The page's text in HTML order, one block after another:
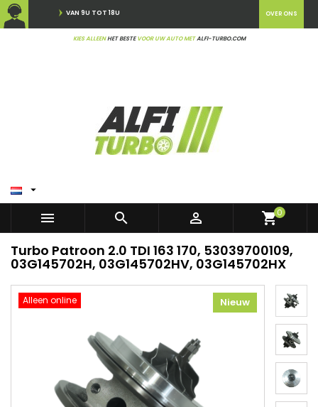
VAN 9U TOT 18U
KIES ALLEENHET BESTEVOOR UW AUTO METALFI-TURBO.COM
OVER ONS

   shopping_cart0
Turbo Patroon 2.0 TDI 163 170, 53039700109,
03G145702H, 03G145702HV, 03G145702HX
Alleen online Nieuw